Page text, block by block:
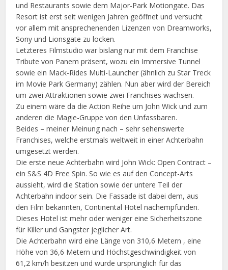
und Restaurants sowie dem Major-Park Motiongate. Das
Resort ist erst seit wenigen Jahren geöffnet und versucht
vor allem mit ansprechenenden Lizenzen von Dreamworks,
Sony und Lionsgate zu locken.
Letzteres Filmstudio war bislang nur mit dem Franchise
Tribute von Panem präsent, wozu ein Immersive Tunnel
sowie ein Mack-Rides Multi-Launcher (ähnlich zu Star Treck
im Movie Park Germany) zählen. Nun aber wird der Bereich
um zwei Attraktionen sowie zwei Franchises wachsen.
Zu einem wäre da die Action Reihe um John Wick und zum
anderen die Magie-Gruppe von den Unfassbaren.
Beides – meiner Meinung nach – sehr sehenswerte
Franchises, welche erstmals weltweit in einer Achterbahn
umgesetzt werden.
Die erste neue Achterbahn wird John Wick: Open Contract –
ein S&S 4D Free Spin. So wie es auf den Concept-Arts
aussieht, wird die Station sowie der untere Teil der
Achterbahn indoor sein. Die Fassade ist dabei dem, aus
den Film bekannten, Continental Hotel nachempfunden.
Dieses Hotel ist mehr oder weniger eine Sicherheitszone
für Killer und Gangster jeglicher Art.
Die Achterbahn wird eine Länge von 310,6 Metern , eine
Höhe von 36,6 Metern und Höchstgeschwindigkeit von
61,2 km/h besitzen und wurde ursprünglich für das